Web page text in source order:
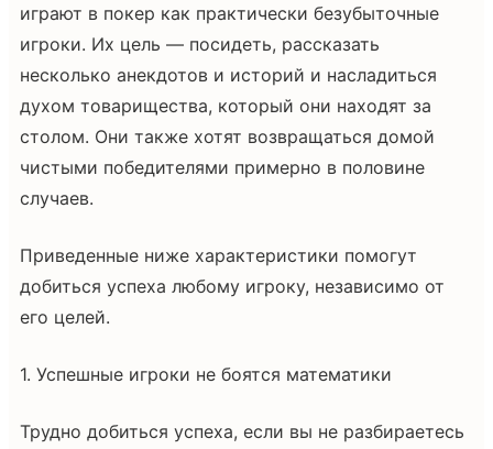
играют в покер как практически безубыточные
игроки. Их цель — посидеть, рассказать
несколько анекдотов и историй и насладиться
духом товарищества, который они находят за
столом. Они также хотят возвращаться домой
чистыми победителями примерно в половине
случаев.
Приведенные ниже характеристики помогут
добиться успеха любому игроку, независимо от
его целей.
1. Успешные игроки не боятся математики
Трудно добиться успеха, если вы не разбираетесь